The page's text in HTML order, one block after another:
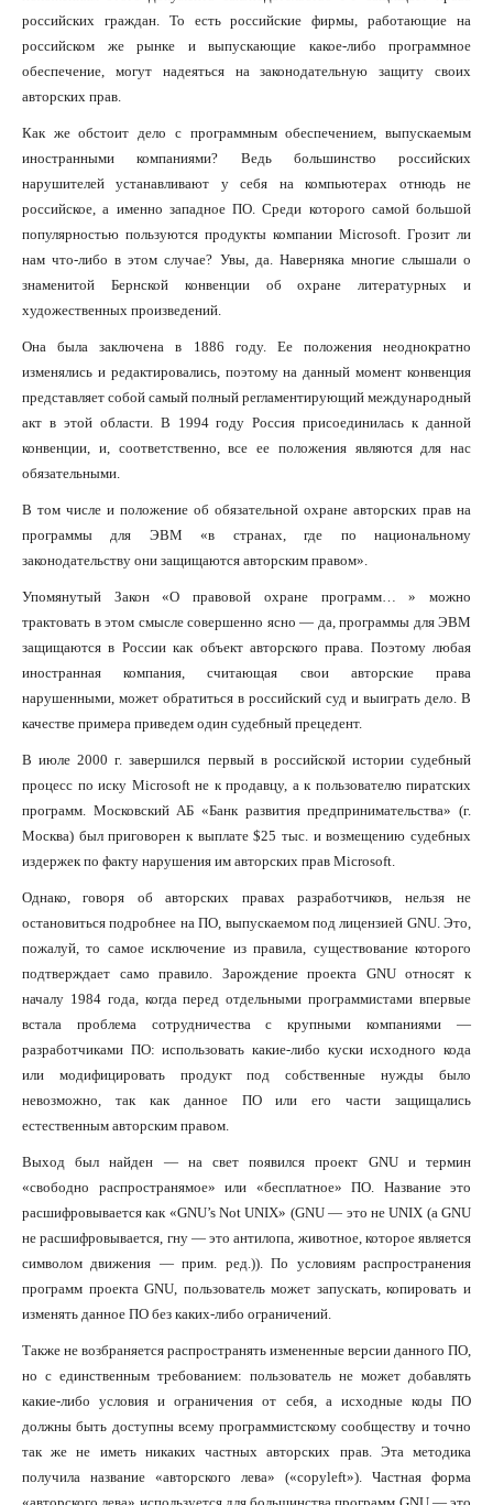
российских граждан. То есть российские фирмы, работающие на
российском же рынке и выпускающие какое-либо программное
обеспечение, могут надеяться на законодательную защиту своих
авторских прав.
Как же обстоит дело с программным обеспечением, выпускаемым
иностранными компаниями? Ведь большинство российских
нарушителей устанавливают у себя на компьютерах отнюдь не
российское, а именно западное ПО. Среди которого самой большой
популярностью пользуются продукты компании Microsoft. Грозит ли
нам что-либо в этом случае? Увы, да. Наверняка многие слышали о
знаменитой Бернской конвенции об охране литературных и
художественных произведений.
Она была заключена в 1886 году. Ее положения неоднократно
изменялись и редактировались, поэтому на данный момент конвенция
представляет собой самый полный регламентирующий международный
акт в этой области. В 1994 году Россия присоединилась к данной
конвенции, и, соответственно, все ее положения являются для нас
обязательными.
В том числе и положение об обязательной охране авторских прав на
программы для ЭВМ «в странах, где по национальному
законодательству они защищаются авторским правом».
Упомянутый Закон «О правовой охране программ… » можно
трактовать в этом смысле совершенно ясно — да, программы для ЭВМ
защищаются в России как объект авторского права. Поэтому любая
иностранная компания, считающая свои авторские права
нарушенными, может обратиться в российский суд и выиграть дело. В
качестве примера приведем один судебный прецедент.
В июле 2000 г. завершился первый в российской истории судебный
процесс по иску Microsoft не к продавцу, а к пользователю пиратских
программ. Московский АБ «Банк развития предпринимательства» (г.
Москва) был приговорен к выплате $25 тыс. и возмещению судебных
издержек по факту нарушения им авторских прав Microsoft.
Однако, говоря об авторских правах разработчиков, нельзя не
остановиться подробнее на ПО, выпускаемом под лицензией GNU. Это,
пожалуй, то самое исключение из правила, существование которого
подтверждает само правило. Зарождение проекта GNU относят к
началу 1984 года, когда перед отдельными программистами впервые
встала проблема сотрудничества с крупными компаниями —
разработчиками ПО: использовать какие-либо куски исходного кода
или модифицировать продукт под собственные нужды было
невозможно, так как данное ПО или его части защищались
естественным авторским правом.
Выход был найден — на свет появился проект GNU и термин
«свободно распространямое» или «бесплатное» ПО. Название это
расшифровывается как «GNU’s Not UNIX» (GNU — это не UNIX (а GNU
не расшифровывается, гну — это антилопа, животное, которое является
символом движения — прим. ред.)). По условиям распространения
программ проекта GNU, пользователь может запускать, копировать и
изменять данное ПО без каких-либо ограничений.
Также не возбраняется распространять измененные версии данного ПО,
но с единственным требованием: пользователь не может добавлять
какие-либо условия и ограничения от себя, а исходные коды ПО
должны быть доступны всему программистскому сообществу и точно
так же не иметь никаких частных авторских прав. Эта методика
получила название «авторского лева» («copyleft»). Частная форма